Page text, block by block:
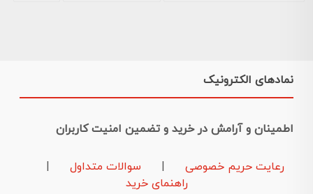
نمادهای الکترونیک
اطمینان و آرامش در خرید و تضمین امنیت کاربران
رعایت حریم خصوصی سوالات متداول
راهنمای خرید